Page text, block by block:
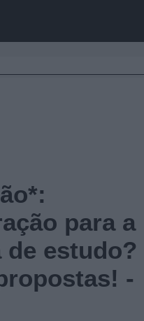
para a
estudo?
-